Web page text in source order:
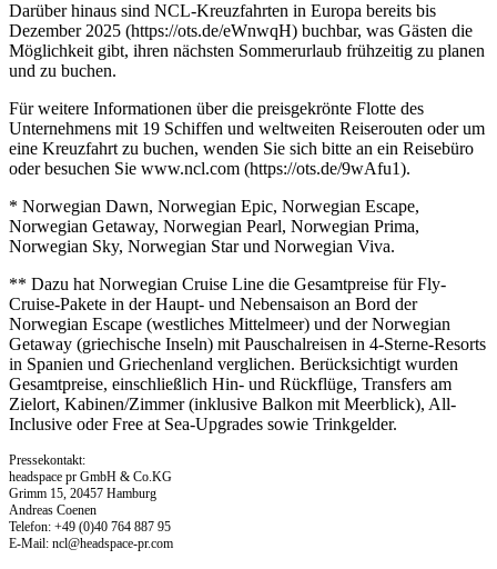
Darüber hinaus sind NCL-Kreuzfahrten in Europa bereits bis
Dezember 2025 (https://ots.de/eWnwqH) buchbar, was Gästen die
Möglichkeit gibt, ihren nächsten Sommerurlaub frühzeitig zu planen
und zu buchen.
Für weitere Informationen über die preisgekrönte Flotte des
Unternehmens mit 19 Schiffen und weltweiten Reiserouten oder um
eine Kreuzfahrt zu buchen, wenden Sie sich bitte an ein Reisebüro
oder besuchen Sie www.ncl.com (https://ots.de/9wAfu1).
* Norwegian Dawn, Norwegian Epic, Norwegian Escape,
Norwegian Getaway, Norwegian Pearl, Norwegian Prima,
Norwegian Sky, Norwegian Star und Norwegian Viva.
** Dazu hat Norwegian Cruise Line die Gesamtpreise für Fly-
Cruise-Pakete in der Haupt- und Nebensaison an Bord der
Norwegian Escape (westliches Mittelmeer) und der Norwegian
Getaway (griechische Inseln) mit Pauschalreisen in 4-Sterne-Resorts
in Spanien und Griechenland verglichen. Berücksichtigt wurden
Gesamtpreise, einschließlich Hin- und Rückflüge, Transfers am
Zielort, Kabinen/Zimmer (inklusive Balkon mit Meerblick), All-
Inclusive oder Free at Sea-Upgrades sowie Trinkgelder.
Pressekontakt:
headspace pr GmbH & Co.KG
Grimm 15, 20457 Hamburg
Andreas Coenen
Telefon: +49 (0)40 764 887 95
E-Mail: ncl@headspace-pr.com